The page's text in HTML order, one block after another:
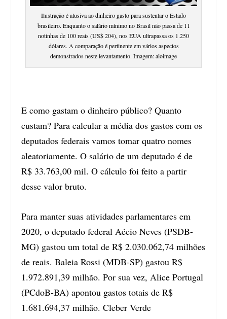
Ilustração é alusiva ao dinheiro gasto para sustentar o Estado
brasileiro. Enquanto o salário mínimo no Brasil não passa de 11
notinhas de 100 reais (US$ 204), nos EUA ultrapassa os 1.250
dólares. A comparação é pertinente em vários aspectos
demonstrados neste levantamento. Imagem: aloimage
E como gastam o dinheiro público? Quanto
custam? Para calcular a média dos gastos com os
deputados federais vamos tomar quatro nomes
aleatoriamente. O salário de um deputado é de
R$ 33.763,00 mil. O cálculo foi feito a partir
desse valor bruto.
Para manter suas atividades parlamentares em
2020, o deputado federal Aécio Neves (PSDB-
MG) gastou um total de R$ 2.030.062,74 milhões
de reais. Baleia Rossi (MDB-SP) gastou R$
1.972.891,39 milhão. Por sua vez, Alice Portugal
(PCdoB-BA) apontou gastos totais de R$
1.681.694,37 milhão. Cleber Verde